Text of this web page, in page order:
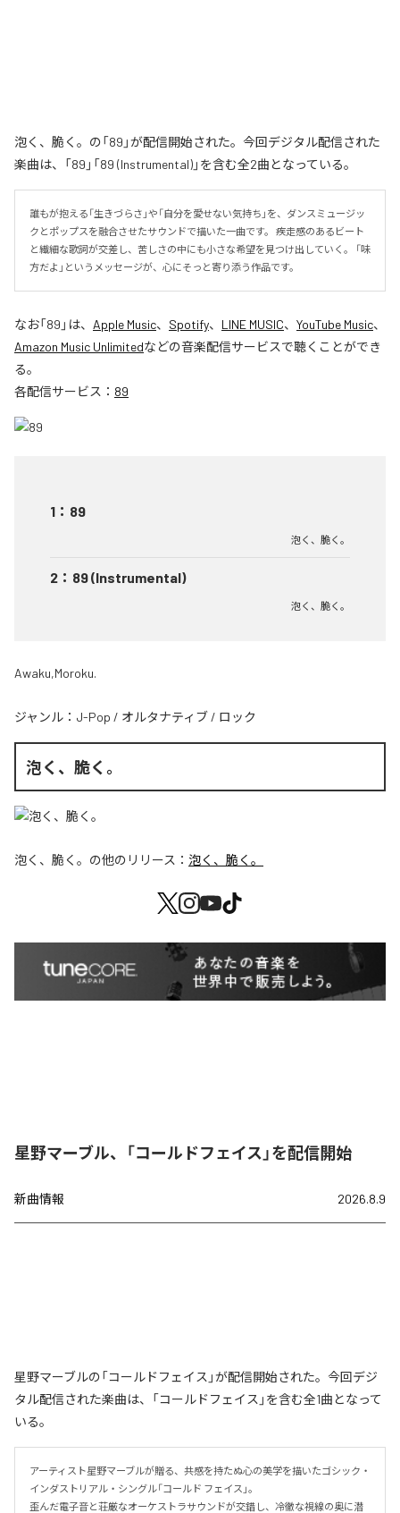
泡く、脆く。の「89」が配信開始された。今回デジタル配信された
楽曲は、「89」「89 (Instrumental)」を含む全2曲となっている。
誰もが抱える「生きづらさ」や「自分を愛せない気持ち」を、ダンスミュージッ
クとポップスを融合させたサウンドで描いた一曲です。 疾走感のあるビート
と繊細な歌詞が交差し、苦しさの中にも小さな希望を見つけ出していく。 「味
方だよ」というメッセージが、心にそっと寄り添う作品です。
なお「89 」は、 Apple Music、 Spotify、 LINE MUSIC、 YouTube Music、
Amazon Music Unlimitedなどの音楽配信サービスで聴くことができ
る。
各配信サービス： 89
1 ： 89
泡く、脆く。
2 ： 89 (Instrumental)
泡く、脆く。
Awaku,Moroku.
ジャンル： J-Pop / オルタナティブ / ロック
泡く、脆く。
泡く、脆く。 の他のリリース： 泡く、脆く。
星野マーブル、「コールドフェイス」を配信開始
新曲情報 2026.8.9
星野マーブルの「コールドフェイス」が配信開始された。今回デジ
タル配信された楽曲は、「コールドフェイス」を含む全1曲となって
いる。
アーティスト星野マーブルが贈る、共感を持たぬ心の美学を描いたゴシック・
インダストリアル・シングル「コールド フェイス」。
歪んだ電子音と荘厳なオーケストラサウンドが交錯し、冷徹な視線の奥に潜